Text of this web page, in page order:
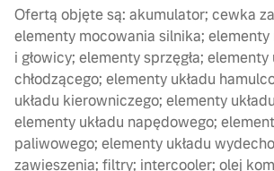
Ofertą objęte są: akumulator; cewka
elementy mocowania silnika; elementy
i głowicy; elementy sprzęgła; elementy
chłodzącego; elementy układu
układu kierowniczego; elementy
elementy układu napędowego;
paliwowego; elementy układu
zawieszenia; filtry; intercooler; olej